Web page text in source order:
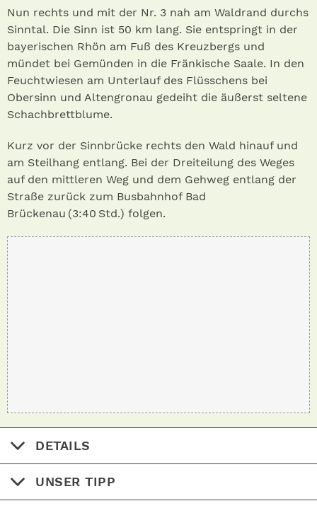
Nun rechts und mit der Nr. 3 nah am Waldrand durchs
Sinntal. Die Sinn ist 50 km lang. Sie entspringt in der
bayerischen Rhön am Fuß des Kreuzbergs und
mündet bei Gemünden in die Fränkische Saale. In den
Feuchtwiesen am Unterlauf des Flüsschens bei
Obersinn und Altengronau gedeiht die äußerst seltene
Schachbrettblume.
Kurz vor der Sinnbrücke rechts den Wald hinauf und
am Steilhang entlang. Bei der Dreiteilung des Weges
auf den mittleren Weg und dem Gehweg entlang der
Straße zurück zum Busbahnhof Bad
Brückenau ( 3:40 Std.) folgen.
DETAILS
UNSER TIPP